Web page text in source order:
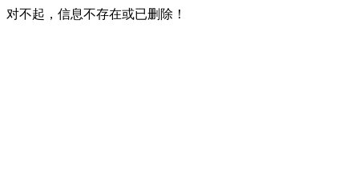
对不起，信息不存在或已删除！